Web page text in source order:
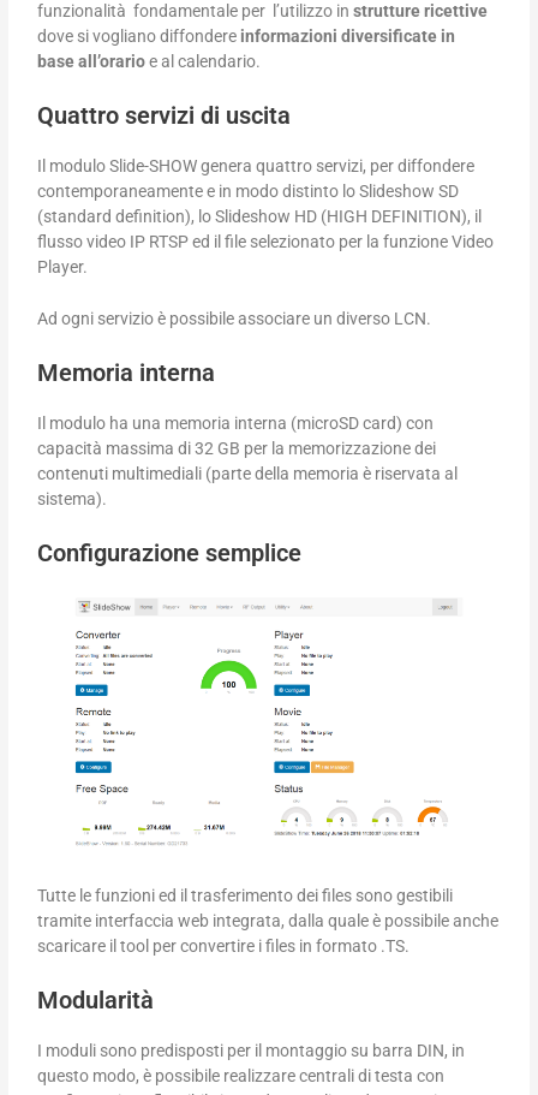
funzionalità fondamentale per l’utilizzo instrutture ricettive
dove si vogliano diffondere informazioni diversificate in
baseall’orarioe al calendario.
Quattro servizi di uscita
Il modulo Slide-SHOW genera quattro servizi, per diffondere
contemporaneamente e in modo distinto lo Slideshow SD
(standard definition), lo Slideshow HD (HIGH DEFINITION), il
flusso video IP RTSP ed il file selezionato per la funzione Video
Player.
Ad ogni servizio è possibile associare un diverso LCN.
Memoria interna
Il modulo ha una memoria interna (microSD card) con
capacità massima di 32 GB per la memorizzazione dei
contenuti multimediali (parte della memoria è riservata al
sistema).
Configurazione semplice
Tutte le funzioni ed il trasferimento dei files sono gestibili
tramite interfaccia web integrata, dalla quale è possibile anche
scaricare il tool per convertire i files in formato .TS.
Modularità
I moduli sono predisposti per il montaggio su barra DIN, in
questo modo, è possibile realizzare centrali di testa con